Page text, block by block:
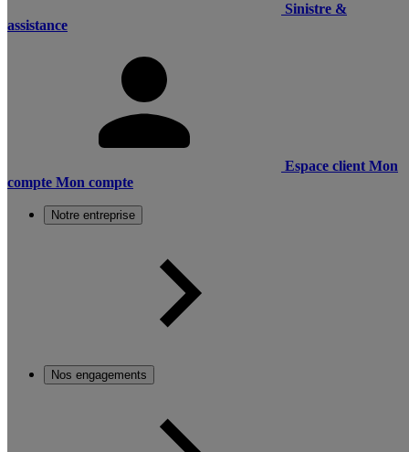
Sinistre &
assistance
Espace client Mon
compte Mon compte
Notre entreprise
Nos engagements